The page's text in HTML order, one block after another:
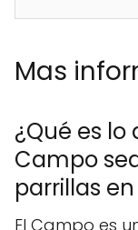
Mas
¿Qué es lo
Campo
parrillas
El Campo es